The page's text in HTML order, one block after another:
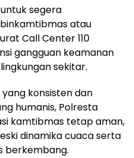
segera
atau
Call Center 110
gangguan keamanan
sekitar.
konsisten dan
humanis, Polresta
kamtibmas tetap aman,
dinamika cuaca serta
berkembang.